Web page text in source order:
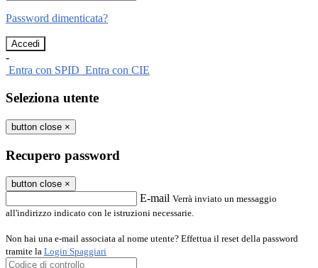
Password dimenticata?
-
Entra con SPID Entra con CIE
Seleziona utente
button close ×
Recupero password
button close ×
E-mail Verrà inviato un messaggio
all'indirizzo indicato con le istruzioni necessarie.
Non hai una e-mail associata al nome utente? Effettua il reset della password
tramite la Login Spaggiari